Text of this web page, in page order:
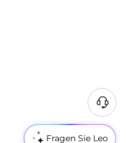
Fragen Sie Leo